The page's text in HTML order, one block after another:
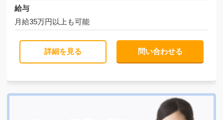
給与
月給35万円以上も可能
詳細を見る 問い合わせる